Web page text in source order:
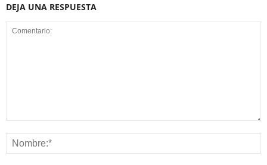
DEJA UNA RESPUESTA